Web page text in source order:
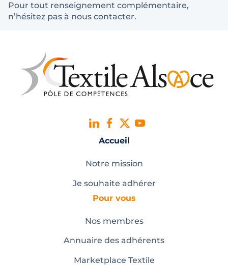
Pour tout renseignement complémentaire,
n’hésitez pas à nous contacter.
Accueil
Notre mission
Je souhaite adhérer
Pour vous
Nos membres
Annuaire des adhérents
Marketplace Textile